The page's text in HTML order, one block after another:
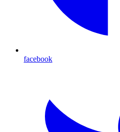
facebook